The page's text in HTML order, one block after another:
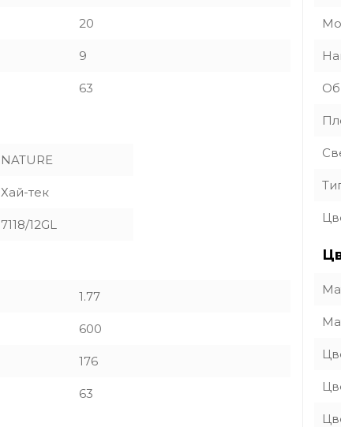
20
9
63
NATURE
Хай-тек
7118/12GL
1.77
600
176
63